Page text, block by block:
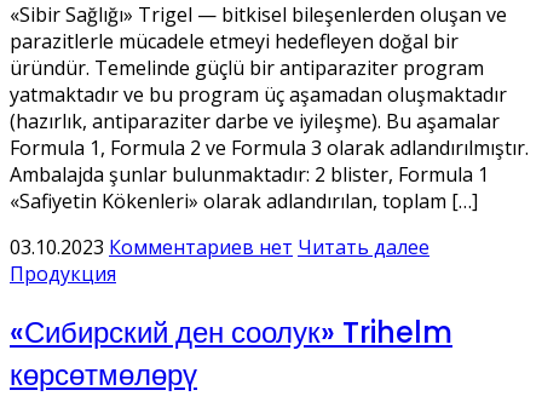
«Sibir Sağlığı» Trigel — bitkisel bileşenlerden oluşan ve
parazitlerle mücadele etmeyi hedefleyen doğal bir
üründür. Temelinde güçlü bir antiparaziter program
yatmaktadır ve bu program üç aşamadan oluşmaktadır
(hazırlık, antiparaziter darbe ve iyileşme). Bu aşamalar
Formula 1, Formula 2 ve Formula 3 olarak adlandırılmıştır.
Ambalajda şunlar bulunmaktadır: 2 blister, Formula 1
«Safiyetin Kökenleri» olarak adlandırılan, toplam […]
03.10.2023 Комментариев нет Читать далее
Продукция
«Сибирский ден соолук» Trihelm
көрсөтмөлөрү